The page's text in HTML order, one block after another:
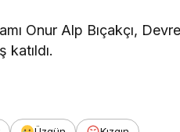
Onur Alp Bıçakçı,